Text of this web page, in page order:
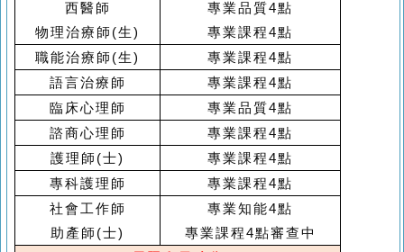
西醫師
物理治療師 (生)
專業品質4點
專業課程4點
職能治療師 (生)
專業課程4點
語言治療師
專業課程4點
臨床心理師
專業品質4點
諮商心理師
專業課程4點
護理師 (士) 專業課程4點
專科護理師
專業課程4點
社會工作師
助產師(士)
專業知能4點
專業課程4點審查中